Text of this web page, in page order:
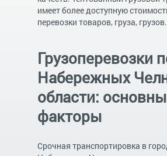
имеет более доступную
перевозки товаров, груза, грузов.
Грузоперевозки
Набережных
области:
факторы
Срочная транспортировка в